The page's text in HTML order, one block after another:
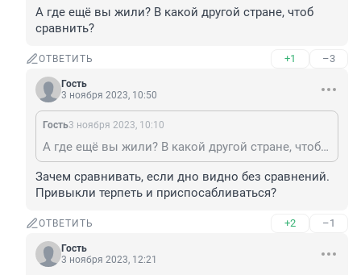
А где ещё вы жили? В какой другой стране, чтоб
сравнить?
ОТВЕТИТЬ +1 –3
Гость
3 ноября 2023, 10:50
Гость3 ноября 2023, 10:10
А где ещё вы жили? В какой другой стране, чтоб сравнить?
Зачем сравнивать, если дно видно без сравнений.
Привыкли терпеть и приспосабливаться?
ОТВЕТИТЬ +2 –1
Гость
3 ноября 2023, 12:21